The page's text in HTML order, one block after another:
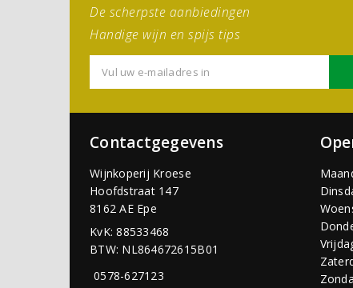
De scherpste aanbiedingen
Handige wijn en spijs tips
Contactgegevens
Wijnkoperij Kroese
Hoofdstraat 147
8162 AE Epe
KvK: 88533468
BTW: NL864672615B01
0578-627123